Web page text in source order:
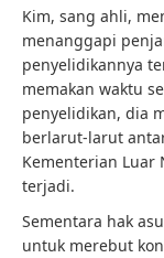
Kim, sang ahli,
menanggapi
penyelidikannya
memakan waktu
penyelidikan, dia
berlarut-larut
Kementerian Luar
terjadi.
Sementara hak
untuk merebut